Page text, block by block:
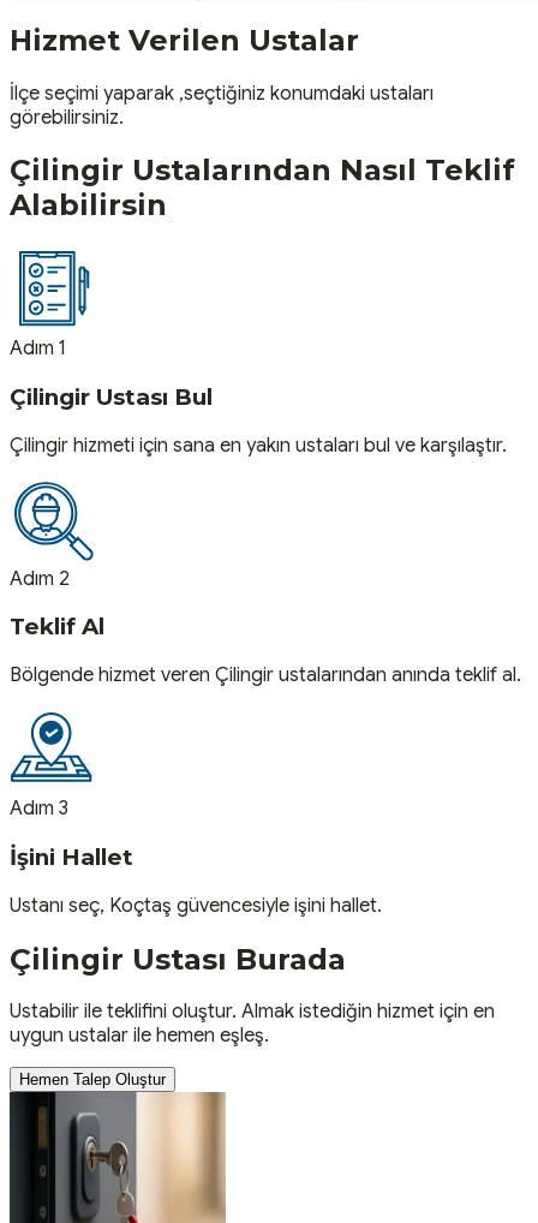
Hizmet Verilen Ustalar
İlçe seçimi yaparak ,seçtiğiniz konumdaki ustaları
görebilirsiniz.
Çilingir Ustalarından Nasıl Teklif
Alabilirsin
Adım 1
Çilingir Ustası Bul
Çilingir hizmeti için sana en yakın ustaları bul ve karşılaştır.
Adım 2
Teklif Al
Bölgende hizmet veren Çilingir ustalarından anında teklif al.
Adım 3
İşini Hallet
Ustanı seç, Koçtaş güvencesiyle işini hallet.
Çilingir Ustası Burada
Ustabilir ile teklifini oluştur. Almak istediğin hizmet için en
uygun ustalar ile hemen eşleş.
Hemen Talep Oluştur